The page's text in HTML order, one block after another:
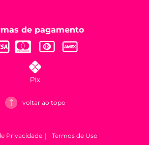
de pagamento
voltar ao topo
Privacidade Termos de Uso